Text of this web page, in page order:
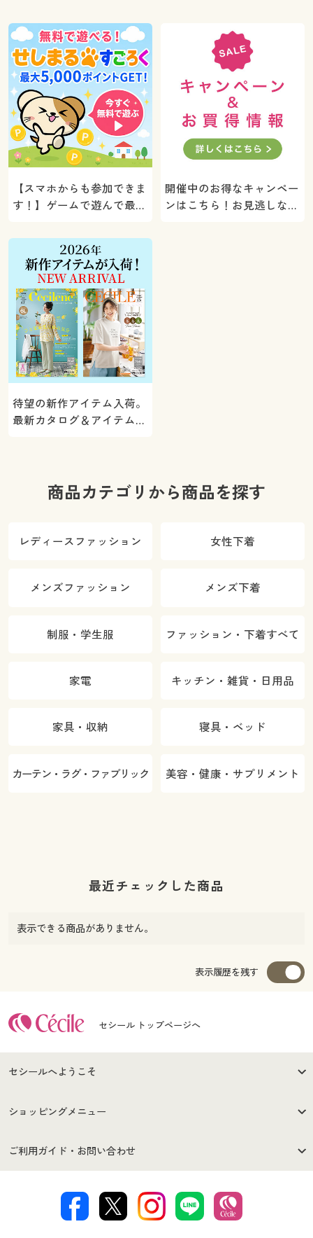
【スマホからも参加できま
す！】ゲームで遊んで最大
ト！
開催中のお得なキャンペー
ンはこちら！お見逃しな
待望の新作アイテム入荷。
最新カタログ＆アイテムを
商品カテゴリから商品を探す
レディースファッション 女性下着
メンズファッション メンズ下着
制服・学生服 ファッション・下着すべて
家電 キッチン・雑貨・日用品
家具・収納 寝具・ベッド
カーテン・ラグ・ファブリック 美容・健康・サプリメント
最近チェックした商品
表示できる商品がありません。
表示履歴を残す
セシール トップページへ
セシールへようこそ
はじめての方へ
セシールご利用規約
著作権・商標について 会社案内
ショッピングメニュー
商品カテゴリ
ご利用ガイド・お問い合わせ
交換・返品は お支払は